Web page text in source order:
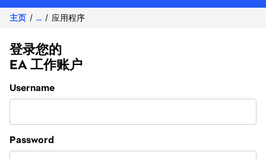
主页 ... 应用程序
登录您的
EA 工作账户
Login
Username
Password